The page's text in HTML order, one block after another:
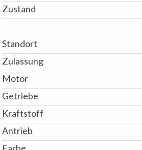
Zustand
Standort
Zulassung
Motor
Getriebe
Kraftstoff
Antrieb